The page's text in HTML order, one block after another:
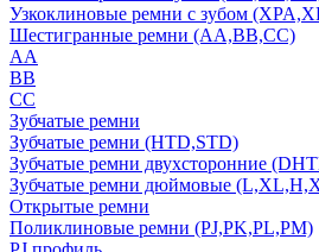
Узкоклиновые ремни с зубом
Шестигранные ремни (AA,BB,CC)
AA
BB
CC
Зубчатые ремни
Зубчатые ремни (HTD,STD)
Зубчатые ремни двухсторонние
Зубчатые ремни дюймовые
Открытые ремни
Поликлиновые ремни (PJ,PK,PL,PM)